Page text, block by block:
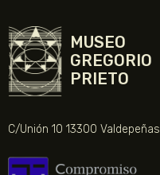
MUSEO
GREGORIO
PRIETO
C/Unión 10 13300 Valdepeñas